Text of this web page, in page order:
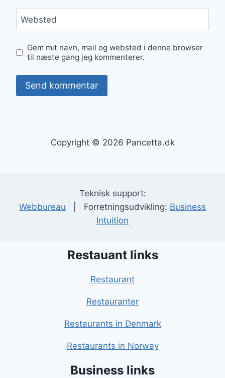
Websted
Gem mit navn, mail og websted i denne browser
til næste gang jeg kommenterer.
Copyright © 2026 Pancetta.dk
Teknisk support:
Webbureau | Forretningsudvikling: Business
Intuition
Restauant links
Restaurant
Restauranter
Restaurants in Denmark
Restaurants in Norway
Business links